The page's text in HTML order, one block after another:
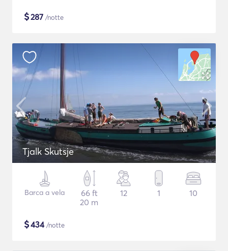
$287 /notte
Tjalk Skutsje
Barca a vela
66 ft
20 m
12 1 10
$434/notte